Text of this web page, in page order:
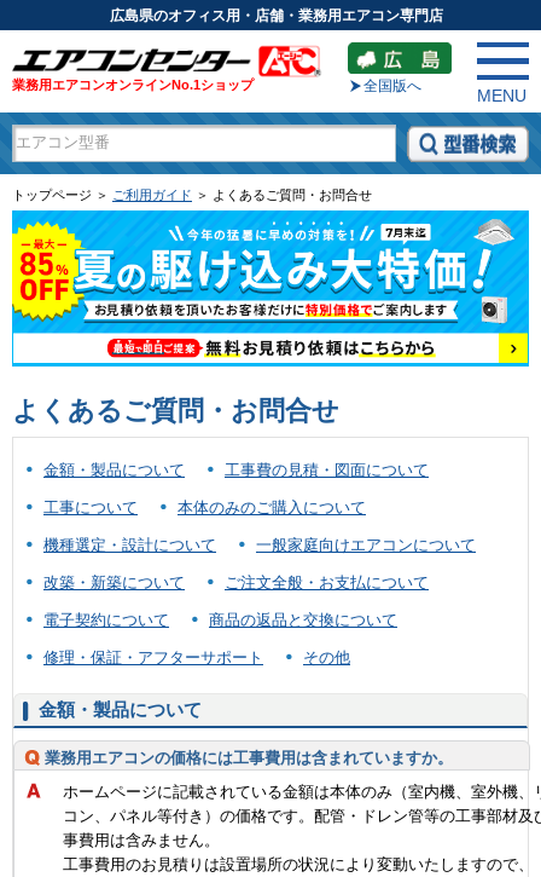
広島県のオフィス用・店舗・業務用エアコン専門店
業務用エアコンオンラインNo.1ショップ 全国版へ
MENU
トップページ ＞ ご利用ガイド ＞ よくあるご質問・お問合せ
よくあるご質問・お問合せ
金額・製品について 工事費の見積・図面について
工事について 本体のみのご購入について
機種選定・設計について 一般家庭向けエアコンについて
改築・新築について ご注文全般・お支払について
電子契約について 商品の返品と交換について
修理・保証・アフターサポート その他
金額・製品について
業務用エアコンの価格には工事費用は含まれていますか。
ホームページに記載されている金額は本体のみ（室内機、室外機、
コン、パネル等付き）の価格です。配管・ドレン管等の工事部材及
事費用は含みません。
工事費用のお見積りは設置場所の状況により変動いたしますので、